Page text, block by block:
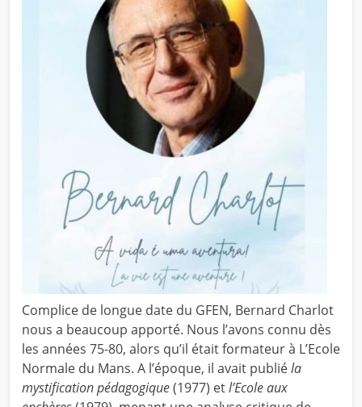
Complice de longue date du GFEN, Bernard Charlot
nous a beaucoup apporté. Nous l’avons connu dès
les années 75-80, alors qu’il était formateur à L’Ecole
Normale du Mans. A l’époque, il avait publiéla
mystification pédagogique(1977) etl’Ecole aux